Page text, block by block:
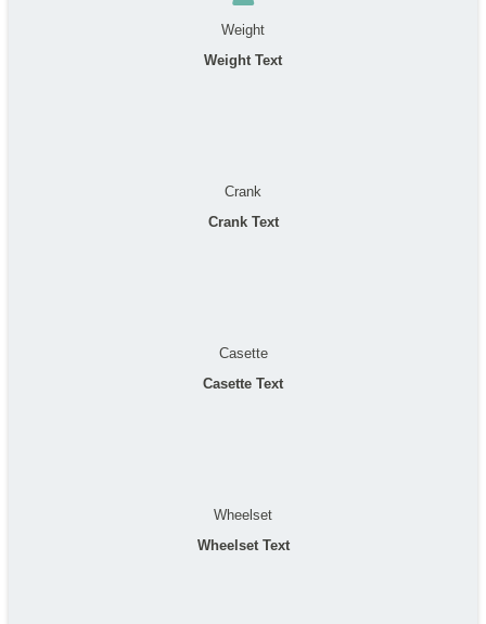
Weight
Weight Text
Crank
Crank Text
Casette
Casette Text
Wheelset
Wheelset Text